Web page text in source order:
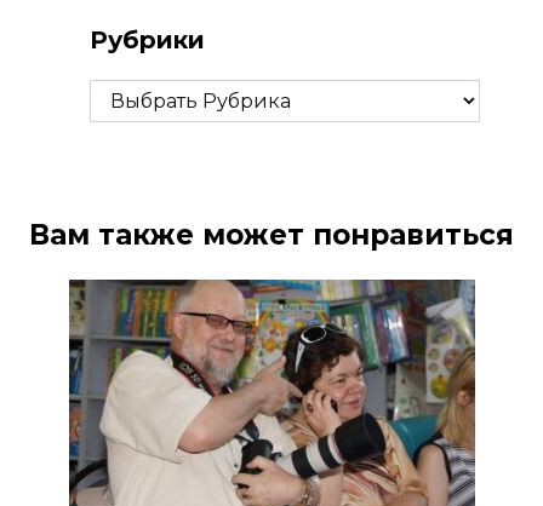
Рубрики
Рубрики
Вам также может понравиться